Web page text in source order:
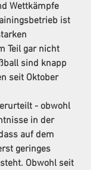
Wettkämpfe
ist
Teil gar nicht
sind knapp
seit Oktober
- obwohl
in der
auf dem
geringes
Obwohl seit